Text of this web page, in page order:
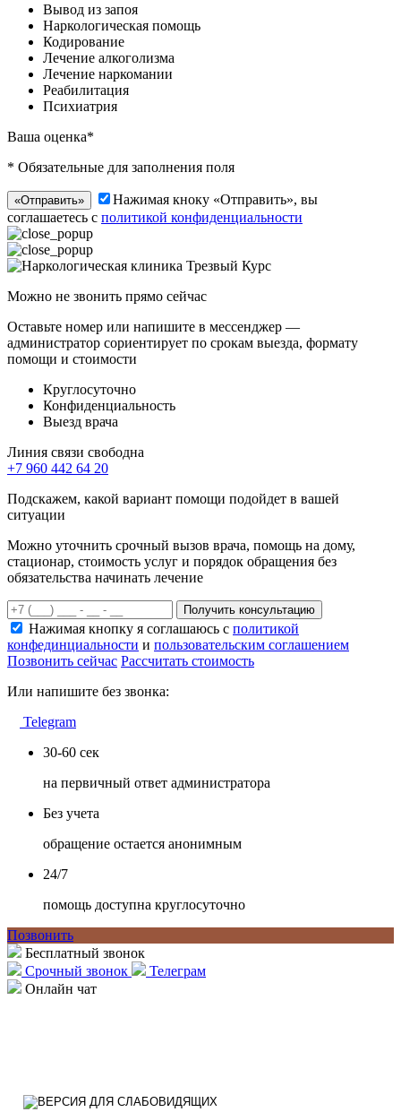
Вывод из запоя
Наркологическая помощь
Кодирование
Лечение алкоголизма
Лечение наркомании
Реабилитация
Психиатрия
Ваша оценка*
* Обязательные для заполнения поля
«Отправить»
Нажимая кноку «Отправить», вы
соглашаетесь с политикой конфиденциальности
Можно не звонить прямо сейчас
Оставьте номер или напишите в мессенджер —
администратор сориентирует по срокам выезда, формату
помощи и стоимости
Круглосуточно
Конфиденциальность
Выезд врача
Линия связи свободна
+7 960 442 64 20
Подскажем, какой вариант помощи подойдет в вашей
ситуации
Можно уточнить срочный вызов врача, помощь на дому,
стационар, стоимость услуг и порядок обращения без
обязательства начинать лечение
Получить консультацию
Нажимая кнопку я соглашаюсь с политикой
конфединциальности и пользовательским соглашением
Позвонить сейчас Рассчитать стоимость
Или напишите без звонка:
Telegram
30-60 сек
на первичный ответ администратора
Без учета
обращение остается анонимным
24/7
помощь доступна круглосуточно
Позвонить
Бесплатный звонок
Срочный звонок
Телеграм
Онлайн чат